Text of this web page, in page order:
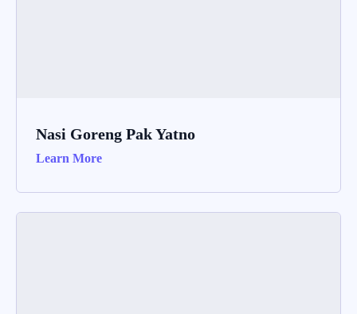
Nasi Goreng Pak Yatno
Learn More